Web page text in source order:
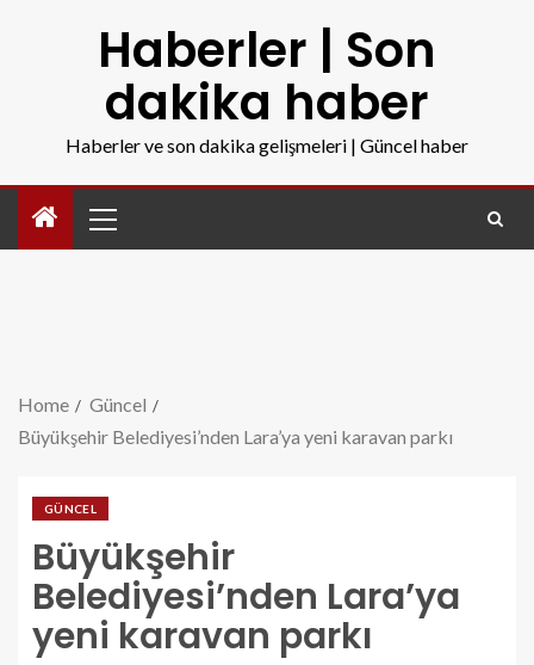
Haberler | Son
dakika haber
Haberler ve son dakika gelişmeleri | Güncel haber
Home
Güncel
Büyükşehir Belediyesi’nden Lara’ya yeni karavan parkı
GÜNCEL
Büyükşehir
Belediyesi’nden Lara’ya
yeni karavan parkı
buyuksehir-belediyesinden-laraya-yeni-karavan-